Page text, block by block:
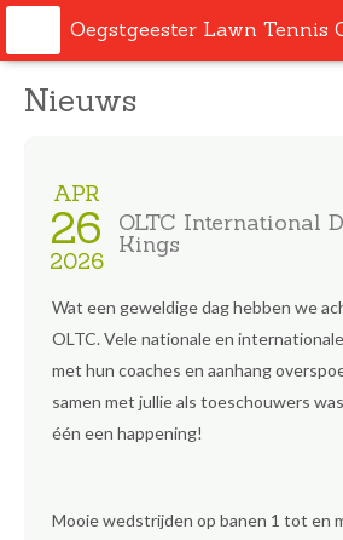
Oegstgeester Lawn Tennis
Nieuws
OLTC International
Kings
APR
26
2026
Wat een geweldige dag hebben we
OLTC. Vele nationale en
met hun coaches en aanhang
samen met jullie als toeschouwers
één een happening!
Mooie wedstrijden op banen 1 tot en